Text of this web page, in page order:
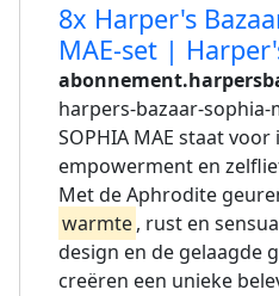
8x Harper's
MAE-set |
harpers-bazaar-sophia-
SOPHIA MAE staat
empowerment en
Met de Aphrodite
warmte, rust en
design en de gelaagde
creëren een unieke